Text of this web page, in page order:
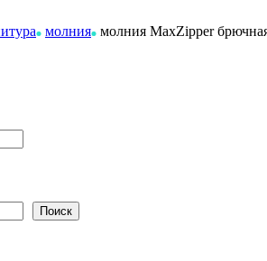
молния молния MaxZipper
Поиск